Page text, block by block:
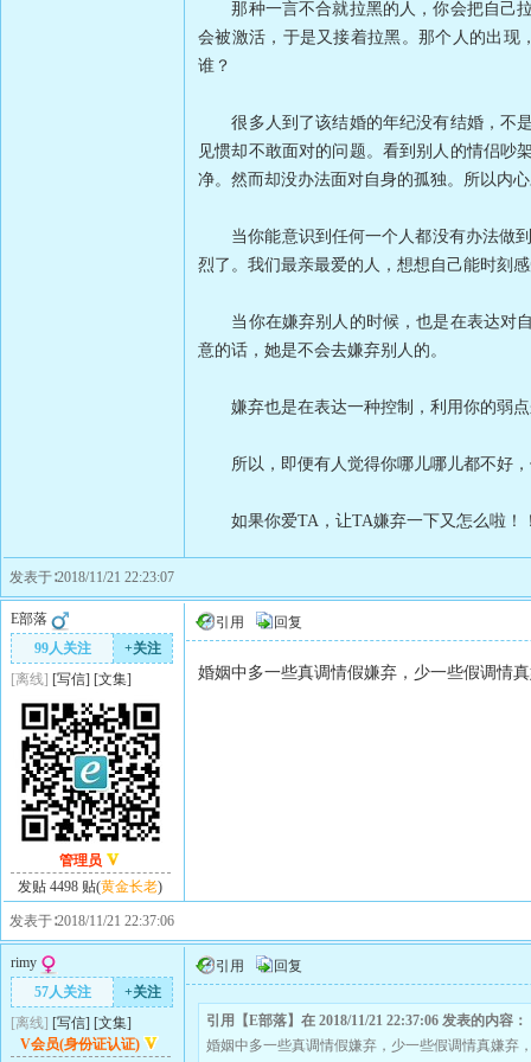
那种一言不合就拉黑的人，你会把自己拉
会被激活，于是又接着拉黑。那个人的出现
谁？
很多人到了该结婚的年纪没有结婚，不是
见惯却不敢面对的问题。看到别人的情侣吵
净。然而却没办法面对自身的孤独。所以内
当你能意识到任何一个人都没有办法做到
烈了。我们最亲最爱的人，想想自己能时刻
当你在嫌弃别人的时候，也是在表达对自
意的话，她是不会去嫌弃别人的。
嫌弃也是在表达一种控制，利用你的弱点
所以，即便有人觉得你哪儿哪儿都不好，
如果你爱TA，让TA嫌弃一下又怎么啦！
发表于∶2018/11/21 22:23:07
E部落
99人关注
+关注
[离线] [写信] [文集]
管理员
发贴 4498 贴(黄金长老)
引用 回复
婚姻中多一些真调情假嫌弃，少一些假调情
发表于∶2018/11/21 22:37:06
rimy
57人关注
+关注
[离线] [写信] [文集]
V会员(身份证认证)
引用 回复
引用【E部落】在 2018/11/21 22:37:06 发表的内容：
婚姻中多一些真调情假嫌弃，少一些假调情真嫌弃